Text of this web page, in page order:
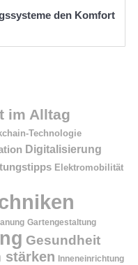
den Komfort
im Alltag
Technologie
Digitalisierung
Elektromobilität
Gartengestaltung
Gesundheit
stärken Inneneinrichtung